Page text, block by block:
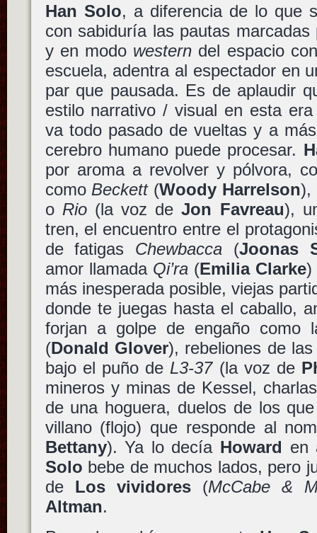
Han Solo, a diferencia de lo que
con sabiduría las pautas
y en modo western del espacio
escuela, adentra al espectador en
par que pausada. Es de aplaudir
estilo narrativo / visual en esta
va todo pasado de vueltas y a
cerebro humano puede procesar.
por aroma a revolver y pólvora,
como Beckett(Woody Harrelson),
o Rio(la voz deJon Favreau),
tren, el encuentro entre el
de fatigas Chewbacca (Joonas
amor llamada Qi’ra(Emilia Clarke)
más inesperada posible, viejas
donde te juegas hasta el caballo,
forjan a golpe de engaño
(Donald Glover), rebeliones de
bajo el puño de L3-37(la voz de
mineros y minas de Kessel,
de una hoguera, duelos de los
villano (flojo) que responde al
Bettany). Ya lo decía Howard en
Solo bebe de muchos lados, pero
de Los vividores(McCabe &
Altman.